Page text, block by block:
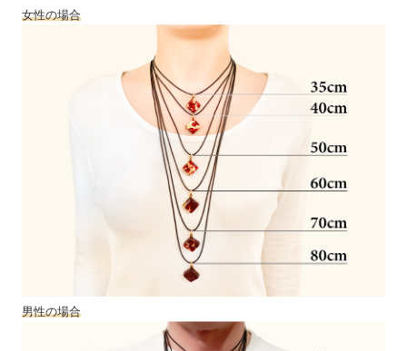
女性の場合
男性の場合